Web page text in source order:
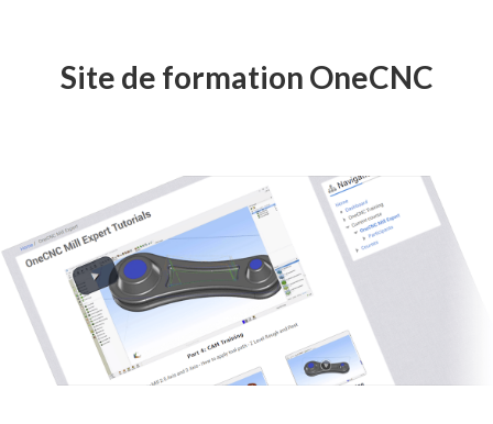
Site de formation OneCNC